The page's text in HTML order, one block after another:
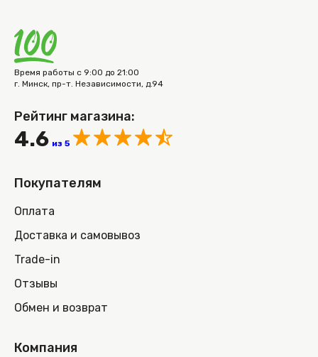
Время работы с 9:00 до 21:00
г. Минск, пр-т. Независимости, д.94
Рейтинг магазина:
4.6 из 5
Покупателям
Оплата
Доставка и самовывоз
Trade-in
Отзывы
Обмен и возврат
Компания